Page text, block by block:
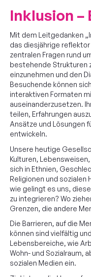
Inklusion –
Mit dem Leitgedanken
das diesjährige reflektor
zentralen Fragen rund
bestehende Strukturen
einzunehmen und den
Besuchende können
interaktiven Formaten
auseinanderzusetzen.
teilen, Erfahrungen
Ansätze und Lösungen
entwickeln.
Unsere heutige
Kulturen,
sich in Ethnien,
Religionen und
wie gelingt es uns,
zu integrieren? Wo
Grenzen, die andere
Die Barrieren, auf die
können sind vielfältig
Lebensbereiche, wie
Wohn- und Sozialraum,
sozialen Medien ein.